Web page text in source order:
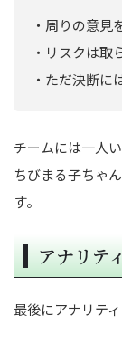
・周りの意見
・リスクは取
・ただ決断に
チームには一人
ちびまる子ちゃ
す。
アナリテ
最後にアナリテ